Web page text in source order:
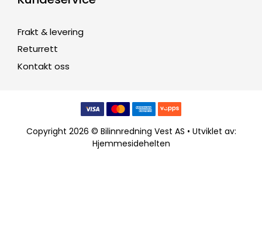
Frakt & levering
Returrett
Kontakt oss
Copyright 2026 © Bilinnredning Vest AS • Utviklet av:
Hjemmesidehelten